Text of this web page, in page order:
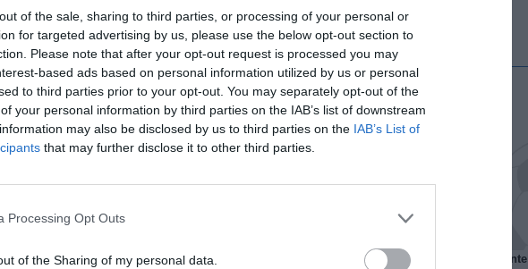
of the sale, sharing to third parties, or processing of your personal or
for targeted advertising by us, please use the below opt-out section to
Please note that after your opt-out request is processed you may
based ads based on personal information utilized by us or personal
to third parties prior to your opt-out. You may separately opt-out of the
your personal information by third parties on the IAB’s list of downstream
may also be disclosed by us to third parties on the IAB’s List of
that may further disclose it to other third parties.
Processing Opt Outs
of the Sharing of my personal data.
Il Rayo Vallecano spinge per Zamorano Francia, il Marsiglia senza presidente